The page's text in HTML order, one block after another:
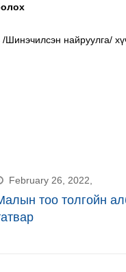
/Шинэчилсэн найруулга/
February 26, 2022,
тоо толгойн